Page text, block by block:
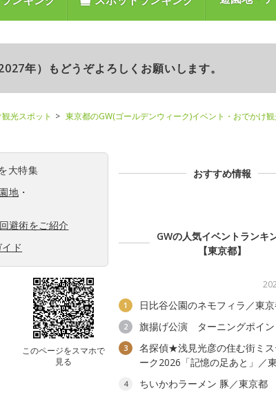
年）もどうぞよろしくお願いします。
光スポット
東京都のGW(ゴールデンウィーク)イベント・おでかけ観
大特集
地 ・
避術をご紹介
ド
このページをスマホで
見る
おすすめ情報
GWの人気イベントランキ
【東京都】
1 日比谷公園のネモフィラ／東
2 旗揚げ公演 ターニングポイン
3
名探偵★浅見光彦の住む街ミス
ーク2026「記憶の足あと」／
4 ちいかわラーメン 豚／東京都